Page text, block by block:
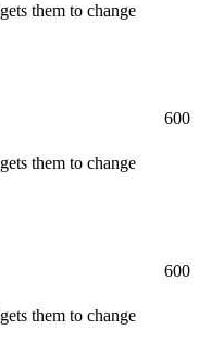
them to change
them to change
600
them to change
600